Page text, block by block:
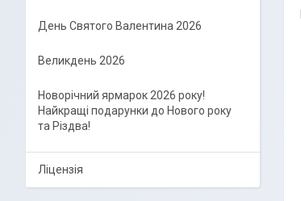
День Святого Валентина 2026
Великдень 2026
Новорічний ярмарок 2026 року!
Найкращі подарунки до Нового року
та Різдва!
Ліцензія